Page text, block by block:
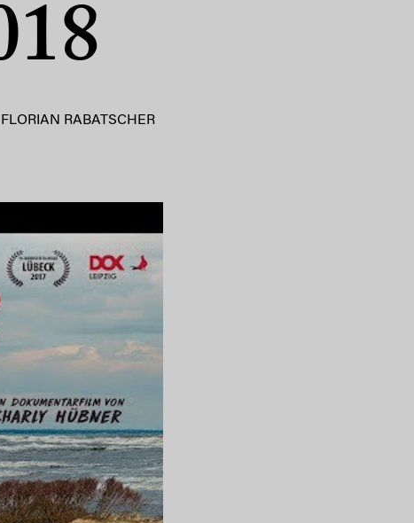
FLORIAN RABATSCHER